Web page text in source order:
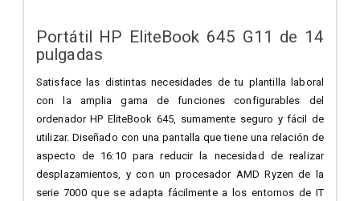
Portátil HP EliteBook 645 G11 de 14
pulgadas
Satisface las distintas necesidades de tu plantilla laboral
con la amplia gama de funciones configurables del
ordenador HP EliteBook 645, sumamente seguro y fácil de
utilizar. Diseñado con una pantalla que tiene una relación de
aspecto de 16:10 para reducir la necesidad de realizar
desplazamientos, y con un procesador AMD Ryzen de la
serie 7000 que se adapta fácilmente a los entornos de IT